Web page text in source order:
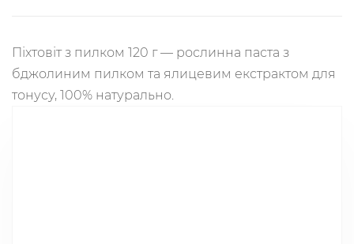
Піхтовіт з пилком 120 г — рослинна паста з
бджолиним пилком та ялицевим екстрактом для
тонусу, 100% натурально.